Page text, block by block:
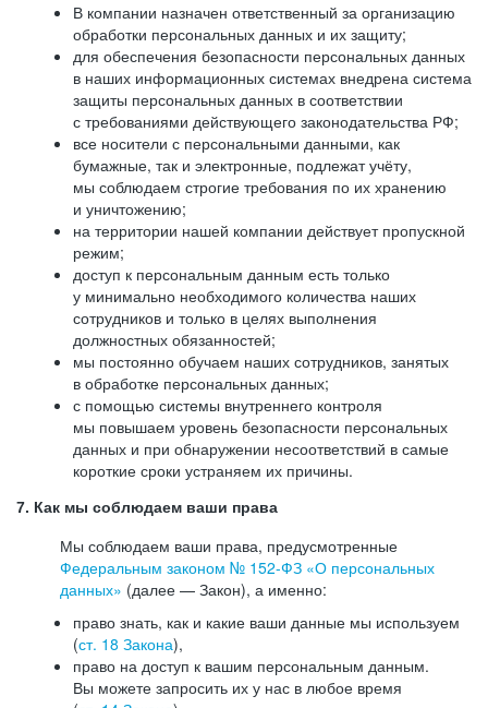
В компании назначен ответственный за организацию
обработки персональных данных и их защиту;
для обеспечения безопасности персональных данных
в наших информационных системах внедрена система
защиты персональных данных в соответствии
с требованиями действующего законодательства РФ;
все носители с персональными данными, как
бумажные, так и электронные, подлежат учёту,
мы соблюдаем строгие требования по их хранению
и уничтожению;
на территории нашей компании действует пропускной
режим;
доступ к персональным данным есть только
у минимально необходимого количества наших
сотрудников и только в целях выполнения
должностных обязанностей;
мы постоянно обучаем наших сотрудников, занятых
в обработке персональных данных;
с помощью системы внутреннего контроля
мы повышаем уровень безопасности персональных
данных и при обнаружении несоответствий в самые
короткие сроки устраняем их причины.
7. Как мы соблюдаем ваши права
Мы соблюдаем ваши права, предусмотренные
Федеральным законом № 152-ФЗ «О персональных
данных» (далее — Закон), а именно:
право знать, как и какие ваши данные мы используем
(ст. 18 Закона),
право на доступ к вашим персональным данным.
Вы можете запросить их у нас в любое время